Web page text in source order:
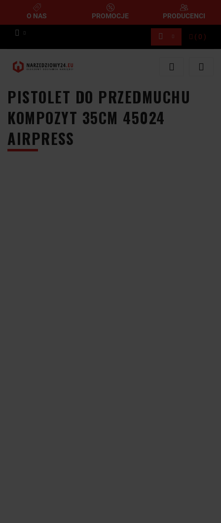
O NAS PROMOCJE PRODUCENCI
( 0 )
PISTOLET DO PRZEDMUCHU
KOMPOZYT 35CM 45024
AIRPRESS